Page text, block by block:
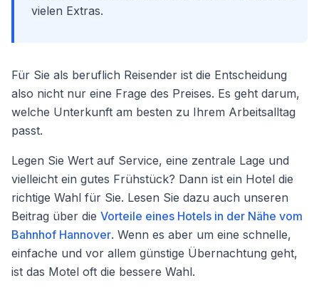
vielen Extras.
Für Sie als beruflich Reisender ist die Entscheidung
also nicht nur eine Frage des Preises. Es geht darum,
welche Unterkunft am besten zu Ihrem Arbeitsalltag
passt.
Legen Sie Wert auf Service, eine zentrale Lage und
vielleicht ein gutes Frühstück? Dann ist ein Hotel die
richtige Wahl für Sie. Lesen Sie dazu auch unseren
Beitrag über die Vorteile eines Hotels in der Nähe vom
Bahnhof Hannover. Wenn es aber um eine schnelle,
einfache und vor allem günstige Übernachtung geht,
ist das Motel oft die bessere Wahl.